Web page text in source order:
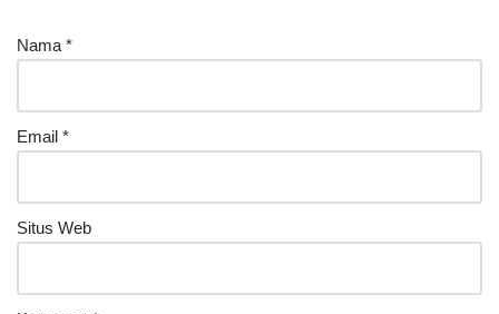
Nama *
Email *
Situs Web